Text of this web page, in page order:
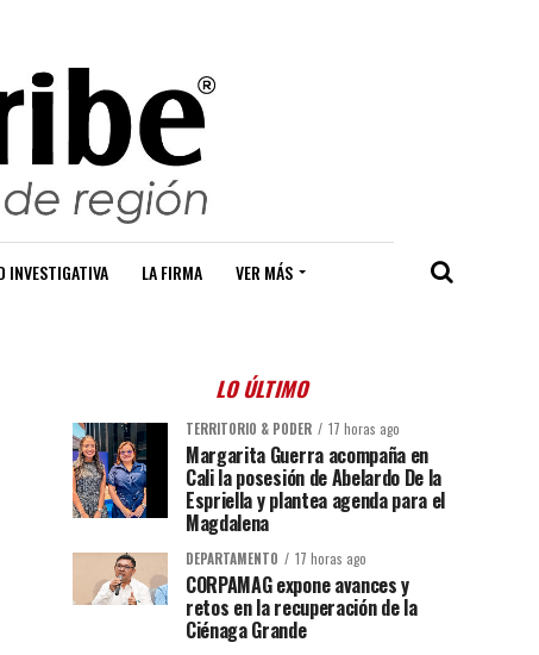
INVESTIGATIVA LA FIRMA VER MÁS
LO ÚLTIMO
TERRITORIO & PODER 17 horas ago
Margarita Guerra acompaña en
Cali la posesión de Abelardo De la
Espriella y plantea agenda para el
Magdalena
DEPARTAMENTO 17 horas ago
CORPAMAG expone avances y
retos en la recuperación de la
Ciénaga Grande